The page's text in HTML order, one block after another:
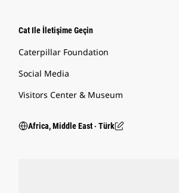
Cat Ile İletişime Geçin
Caterpillar Foundation
Social Media
Visitors Center & Museum
Africa, Middle East ‧ Türk